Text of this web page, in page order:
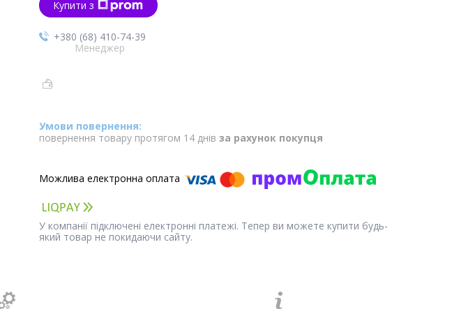
Купити з
+380 (68) 410-74-39
Менеджер
повернення товару протягом 14 днів за рахунок покупця
У компанії підключені електронні платежі. Тепер ви можете купити будь-
який товар не покидаючи сайту.